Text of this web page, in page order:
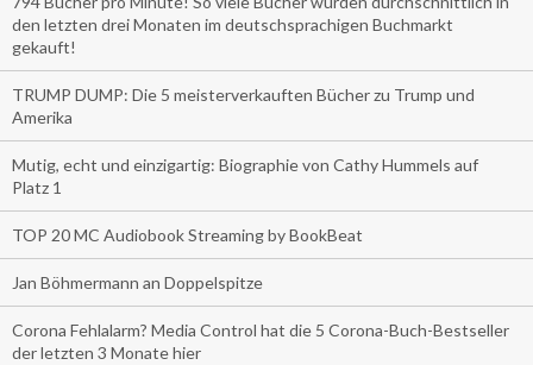
den letzten drei Monaten im deutschsprachigen Buchmarkt
gekauft!
TRUMP DUMP: Die 5 meisterverkauften Bücher zu Trump und
Amerika
Mutig, echt und einzigartig: Biographie von Cathy Hummels auf
Platz 1
TOP 20 MC Audiobook Streaming by BookBeat
Jan Böhmermann an Doppelspitze
Corona Fehlalarm? Media Control hat die 5 Corona-Buch-Bestseller
der letzten 3 Monate hier